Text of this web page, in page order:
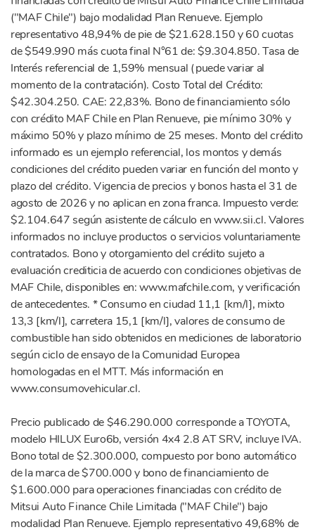
("MAF Chile") bajo modalidad Plan Renueve. Ejemplo
representativo 48,94% de pie de $21.628.150 y 60 cuotas
de $549.990 más cuota final N°61 de: $9.304.850. Tasa de
Interés referencial de 1,59% mensual (puede variar al
momento de la contratación). Costo Total del Crédito:
$42.304.250. CAE: 22,83%. Bono de financiamiento sólo
con crédito MAF Chile en Plan Renueve, pie mínimo 30% y
máximo 50% y plazo mínimo de 25 meses. Monto del crédito
informado es un ejemplo referencial, los montos y demás
condiciones del crédito pueden variar en función del monto y
plazo del crédito. Vigencia de precios y bonos hasta el 31 de
agosto de 2026 y no aplican en zona franca. Impuesto verde:
$2.104.647 según asistente de cálculo en www.sii.cl. Valores
informados no incluye productos o servicios voluntariamente
contratados. Bono y otorgamiento del crédito sujeto a
evaluación crediticia de acuerdo con condiciones objetivas de
MAF Chile, disponibles en: www.mafchile.com, y verificación
de antecedentes. * Consumo en ciudad 11,1 [km/l], mixto
13,3 [km/l], carretera 15,1 [km/l], valores de consumo de
combustible han sido obtenidos en mediciones de laboratorio
según ciclo de ensayo de la Comunidad Europea
homologadas en el MTT. Más información en
www.consumovehicular.cl.
Precio publicado de $46.290.000 corresponde a TOYOTA,
modelo HILUX Euro6b, versión 4x4 2.8 AT SRV, incluye IVA.
Bono total de $2.300.000, compuesto por bono automático
de la marca de $700.000 y bono de financiamiento de
$1.600.000 para operaciones financiadas con crédito de
Mitsui Auto Finance Chile Limitada ("MAF Chile") bajo
modalidad Plan Renueve. Ejemplo representativo 49,68% de